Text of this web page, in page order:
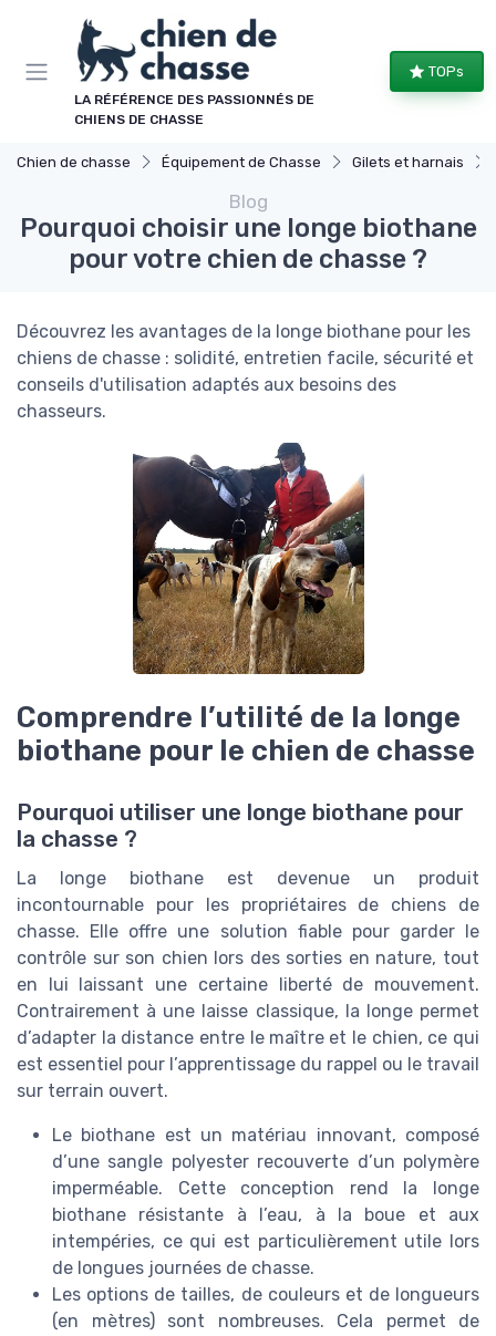
LA RÉFÉRENCE DES PASSIONNÉS DE
CHIENS DE CHASSE
TOPs
Chien de chasse Équipement de Chasse Gilets et harnais
Blog
Pourquoi choisir une longe biothane
pour votre chien de chasse ?
Découvrez les avantages de la longe biothane pour les
chiens de chasse : solidité, entretien facile, sécurité et
conseils d'utilisation adaptés aux besoins des
chasseurs.
Comprendre l’utilité de la longe
biothane pour le chien de chasse
Pourquoi utiliser une longe biothane pour
la chasse ?
La longe biothane est devenue un produit
incontournable pour les propriétaires de chiens de
chasse. Elle offre une solution fiable pour garder le
contrôle sur son chien lors des sorties en nature, tout
en lui laissant une certaine liberté de mouvement.
Contrairement à une laisse classique, la longe permet
d’adapter la distance entre le maître et le chien, ce qui
est essentiel pour l’apprentissage du rappel ou le travail
sur terrain ouvert.
Le biothane est un matériau innovant, composé
d’une sangle polyester recouverte d’un polymère
imperméable. Cette conception rend la longe
biothane résistante à l’eau, à la boue et aux
intempéries, ce qui est particulièrement utile lors
de longues journées de chasse.
Les options de tailles, de couleurs et de longueurs
(en mètres) sont nombreuses. Cela permet de
Panneau de gestion des cookies